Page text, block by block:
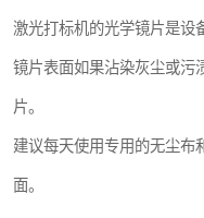
激光打标机的光学镜片是设
镜片表面如果沾染灰尘或污
片。
建议每天使用专用的无尘布
面。